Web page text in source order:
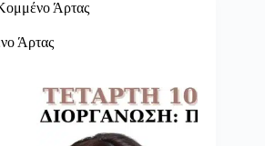
Άρτας
Άρτας